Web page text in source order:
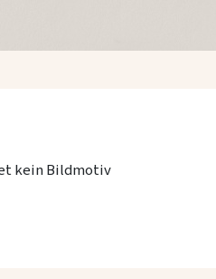
kein Bildmotiv